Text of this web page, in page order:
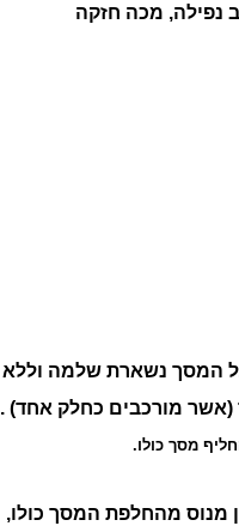
נפילה, מכה חזקה
המסך נשארת שלמה וללא
(אשר מורכבים כחלק אחד) .
מנוס מהחלפת המסך כולו,